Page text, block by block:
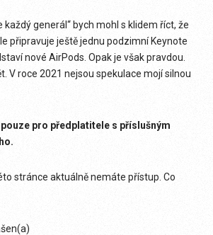
každý generál“ bych mohl s klidem říct, že
připravuje ještě jednu podzimní Keynote
nové AirPods. Opak je však pravdou.
V roce 2021 nejsou spekulace mojí silnou
pro předplatitele s příslušným
stránce aktuálně nemáte přístup. Co